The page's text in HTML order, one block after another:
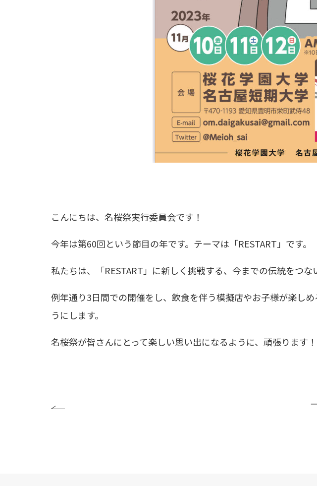
こんにちは、名桜祭実行委員会です！
今年は第60回という節目の年です。テーマは「RESTART」です。
私たちは、「RESTART」に新しく挑戦する、今までの伝統をつな
例年通り3日間での開催をし、飲食を伴う模擬店やお子様が楽し
うにします。
名桜祭が皆さんにとって楽しい思い出になるように、頑張ります